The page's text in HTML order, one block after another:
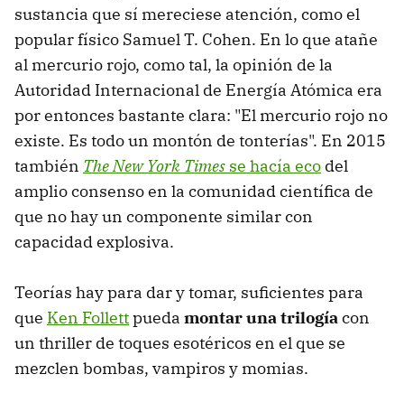
sustancia que sí mereciese atención, como el
popular físico Samuel T. Cohen. En lo que atañe
al mercurio rojo, como tal, la opinión de la
Autoridad Internacional de Energía Atómica era
por entonces bastante clara: "El mercurio rojo no
existe. Es todo un montón de tonterías". En 2015
también The New York Times se hacía eco del
amplio consenso en la comunidad científica de
que no hay un componente similar con
capacidad explosiva.
Teorías hay para dar y tomar, suficientes para
que Ken Follettpueda montar una trilogíacon
un thriller de toques esotéricos en el que se
mezclen bombas, vampiros y momias.